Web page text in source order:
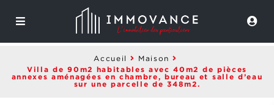
Accueil Maison
Villa de 90m2 habitables avec 40m2 de pièces
annexes aménagées en chambre, bureau et salle d’eau
sur une parcelle de 348m2.